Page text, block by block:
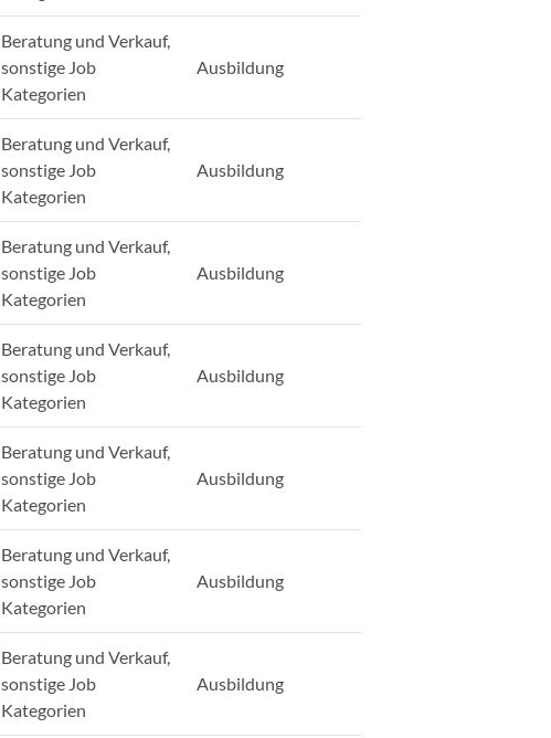
Beratung und Verkauf,
sonstige Job
Kategorien
Ausbildung
Beratung und Verkauf,
sonstige Job
Kategorien
Ausbildung
Beratung und Verkauf,
sonstige Job
Kategorien
Ausbildung
Beratung und Verkauf,
sonstige Job
Kategorien
Ausbildung
Beratung und Verkauf,
sonstige Job
Kategorien
Ausbildung
Beratung und Verkauf,
sonstige Job
Kategorien
Ausbildung
Beratung und Verkauf,
sonstige Job
Kategorien
Ausbildung